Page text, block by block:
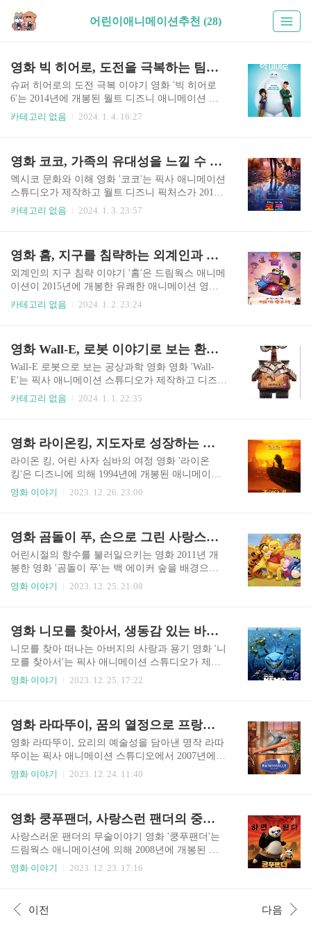
어린이애니메이션추천 (28)
영화 빅 히어로, 도전을 극복하는 팀워크와 동서양 도시의 시각적 매력
슈퍼 히어로의 도전 극복 이야기 영화 '빅 히어로
6'는 2014년에 개봉된 월트 디즈니 애니메이션 스
튜디오에서 제작한 애니메이션 영화입니다. 이 이
이라 불리는 팽창하는 건강 관리 동반 로봇 베이맥
스를 따라갑니다. 히로는 의문의 가면을 쓴 악당이
자신의 발명품을 사악한 목적에 사용하고 있다는
것을 발견합니다. 각각 독특한 기술과 기술을 갖춘
베이맥스와 친구들의 도움으로 히로는 슈퍼히어로
그리고 히로와 베이맥스 사이의 감정적인 유대감
을 보여줍니다. 그것은 우정, 상실, 자..
카테고리 없음 2024. 1. 4. 16:27
영화 코코, 가족의 유대성을 느낄 수 있는 멕시코 문화의 묘사와 이해
멕시코 문화와 이해 영화 '코코'는 픽사 애니메이션
스튜디오가 제작하고 월트 디즈니 픽처스가 2017
년에 개봉한 아름다운 애니메이션 영화입니다. 리
로 음악을 금지하고 있음에도 불구하고 음악가가
되기를 꿈꾸는 어린 소년 미구엘 리베라를 따라갑
니다. 가족의 반대에도 불구하고, 미구엘은 유명한
가수이자 배우인 자신의 우상인 에르네스토 데 라
크루즈와 같은 음악가가 되는 것을 꿈꿉니다. 자신
해 출발합니다. 공연을 위해 에르네스토의 기타를
빌리려는 시도에서, 미구엘은 우연히 ..
카테고리 없음 2024. 1. 3. 23:57
영화 홈, 지구를 침략하는 외계인과 인간의 따뜻한 우정 애니메이션
외계인의 지구 침략 이야기 '홈'은 드림웍스 애니메
이션이 2015년에 개봉한 유쾌한 애니메이션 영화
입니다. 아담 렉스의 '스멕데이의 진정한 의미'라는
들은 자신들을 위한 공간을 만들기 위해 모든 인간
을 지구의 다른 지역으로 이주시킵니다. 주인공 오
(Oh)는 친근하고 변덕스러운 부브(Boov)로, 의도치
않게 문제를 일으키는 경향이 있어 눈에 띕니다. 그
는 지구상에 있는 부브의 새로운 위치를 적들에게
어진 팁(Tip)라는 이름의 어린 소녀를 만납니다. 영
화는 ..
카테고리 없음 2024. 1. 2. 23:24
영화 Wall-E, 로봇 이야기로 보는 환경에 대한 현실 문제와 대책 방안
Wall-E 로봇으로 보는 공상과학 영화 영화 'Wall-
E'는 픽사 애니메이션 스튜디오가 제작하고 디즈니
가 2008년에 개봉한 애니메이션 공상과학 영화입
한 오염으로 인해 생명이 없는 황무지로 버려지고
남겨졌습니다. Wall-E는 쓰레기를 깔끔한 큐브로
압축하고 쓰레기들 사이에서 그가 발견한 흥미로
운 인공물들을 모으며 하루를 보냅니다. 그는 시간
이 지나면서 호기심이 많은 성격으로 발전하고 기
레입니다. EVE라는 이름의 로봇이 식물 생명체의
흔적을 찾기 위한 ..
카테고리 없음 2024. 1. 1. 22:35
영화 라이온킹, 지도자로 성장하는 어린 사자의 감명 깊은 스토리
라이온 킹, 어린 사자 심바의 여정 영화 '라이온
킹'은 디즈니에 의해 1994년에 개봉된 애니메이션
영화입니다. 로저 앨러스와 롭 민코프가 감독한 이
는 아프리카 사바나인 프라이드 랜드의 왕이 될 운
명의 어린 사자 심바의 여정을 따라갑니다. 하지만,
그의 삼촌 스카에 의해 조직된 비극적인 사건 이후,
심바는 그의 아버지의 죽음에 대한 책임을 느끼며
그의 왕국을 도망칩니다. 그는 도중에 지혜로운 맨
의 지도와 인생 교훈들로, 심바는 책임감, 용기, 그
리고 과거를 ..
영화 이야기 2023. 12. 26. 23:00
영화 곰돌이 푸, 손으로 그린 사랑스런 애니메이션, 교훈과 향수를 불러일으키는 영화
어린시절의 향수를 불러일으키는 영화 2011년 개
봉한 영화 '곰돌이 푸'는 백 에이커 숲을 배경으로
한 매력적이고 기발한 이야기입니다. 곰돌이 푸와
없어진 것은 백슨 때문이라 생각하고, 친구들은 이
요레의 꼬리를 찾기 위한 탐험을 시작했습니다. 하
지만 백 에이커 숲으로 모험을 떠나면서 그들은 백
슨을 향한 오해와 문제가 연속적으로 나타나게 됩
니다. 푸, 티거, 피글렛, 토끼, 올빼미, 캉가, 루는 다
친구인 크리스토퍼 로빈은 많이 나오지 않았지만,
그의 부재는 친구들이 스스..
영화 이야기 2023. 12. 25. 21:08
영화 니모를 찾아서, 생동감 있는 바다 속 해양 캐릭터들의 사랑과 용기
니모를 찾아 떠나는 아버지의 사랑과 용기 영화 '니
모를 찾아서'는 픽사 애니메이션 스튜디오가 제작
하고 월트 디즈니 픽처스가 2003년에 개봉한 사랑
이 그들의 집을 마련한 화려한 그레이트 배리어 리
프에서 시작됩니다. 바라쿠다의 공격으로 작은 지
느러미를 가지고 태어난 한 새끼 니모를 제외하고
산호와 대부분의 알을 잃게 됩니다. 말린은 특히 니
모의 더 작은 지느러미 때문에 지나치게 조심스럽
날, 말린의 경고에도 불구하고 니모는 아버지의 명
령을 무시하고 자신을 증명하기 위해 열..
영화 이야기 2023. 12. 25. 17:22
영화 라따뚜이, 꿈의 열정으로 프랑스 요리의 예술성을 담다.
영화 라따뚜이, 요리의 예술성을 담아낸 명작 라따
뚜이는 픽사 애니메이션 스튜디오에서 2007년에
개봉한 유쾌한 애니메이션 영화입니다. 브래드 버
대로 인해 제기된 어려움에도 불구하고 레미는 유
명한 프랑스 요리사 오귀스트 구스토와 "누구나 요
리할 수 있다"는 그의 철학을 가지고 있습니다. 레
미가 가족과 떨어져 있는 자신을 발견하고 파리에
서 구스토의 식당에서 어설픈 소년인 링귀니와 마
에 숨어 머리를 잡아당겨 링귀니의 움직임을 제어
하는 독특한 협력 관계를 통해 그들은 요리 모험을
영화 이야기 2023. 12. 24. 11:40
영화 쿵푸팬더, 사랑스런 팬더의 중국 무술 한계 극복
사랑스러운 팬더의 무술이야기 영화 '쿵푸팬더'는
드림웍스 애니메이션에 의해 2008년에 개봉된 사
랑 받는 애니메이션 영화입니다. 존 스티븐슨과 마
고 사랑스러운 자이언트 팬더 포의 이야기를 다루
고 있습니다. 그 출연진은 더스틴 호프만, 안젤리나
영화 이야기 2023. 12. 23. 17:16
이전 다음